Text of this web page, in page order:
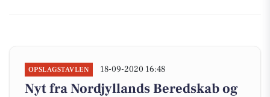
OPSLAGSTAVLEN 18-09-2020 16:48
Nyt fra Nordjyllands Beredskab og